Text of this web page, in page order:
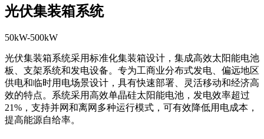
光伏集装箱系统
50kW-500kW
光伏集装箱系统采用标准化集装箱设计，集成高效太阳能电池
板、支架系统和发电设备。专为工商业分布式发电、偏远地区
供电和临时用电场景设计，具有快速部署、灵活移动和经济高
效的特点。系统采用高效单晶硅太阳能电池，发电效率超过
21%，支持并网和离网多种运行模式，可有效降低用电成本，
提高能源自给率。